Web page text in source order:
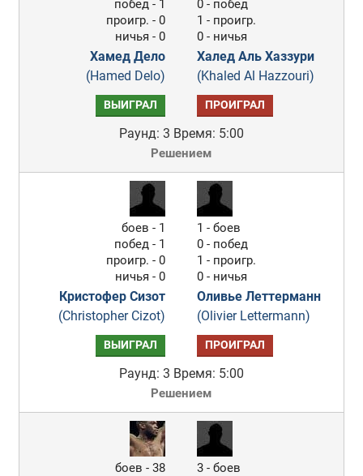
побед - 1
проигр. - 0
ничья - 0
Хамед Дело
(Hamed Delo)
0 - побед
1 - проигр.
0 - ничья
Халед Аль Хаззури
(Khaled Al Hazzouri)
ВЫИГРАЛ ПРОИГРАЛ
Раунд: 3 Время: 5:00
Решением
боев - 1
побед - 1
проигр. - 0
ничья - 0
Кристофер Сизот
(Christopher Cizot)
1 - боев
0 - побед
1 - проигр.
0 - ничья
Оливье Леттерманн
(Olivier Lettermann)
ВЫИГРАЛ ПРОИГРАЛ
Раунд: 3 Время: 5:00
Решением
боев - 38
3 - боев